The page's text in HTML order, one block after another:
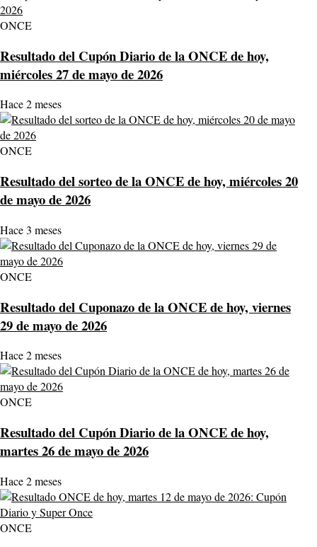
ONCE
Resultado del Cupón Diario de la ONCE de hoy,
miércoles 27 de mayo de 2026
Hace 2 meses
ONCE
Resultado del sorteo de la ONCE de hoy, miércoles 20
de mayo de 2026
Hace 3 meses
ONCE
Resultado del Cuponazo de la ONCE de hoy, viernes
29 de mayo de 2026
Hace 2 meses
ONCE
Resultado del Cupón Diario de la ONCE de hoy,
martes 26 de mayo de 2026
Hace 2 meses
ONCE